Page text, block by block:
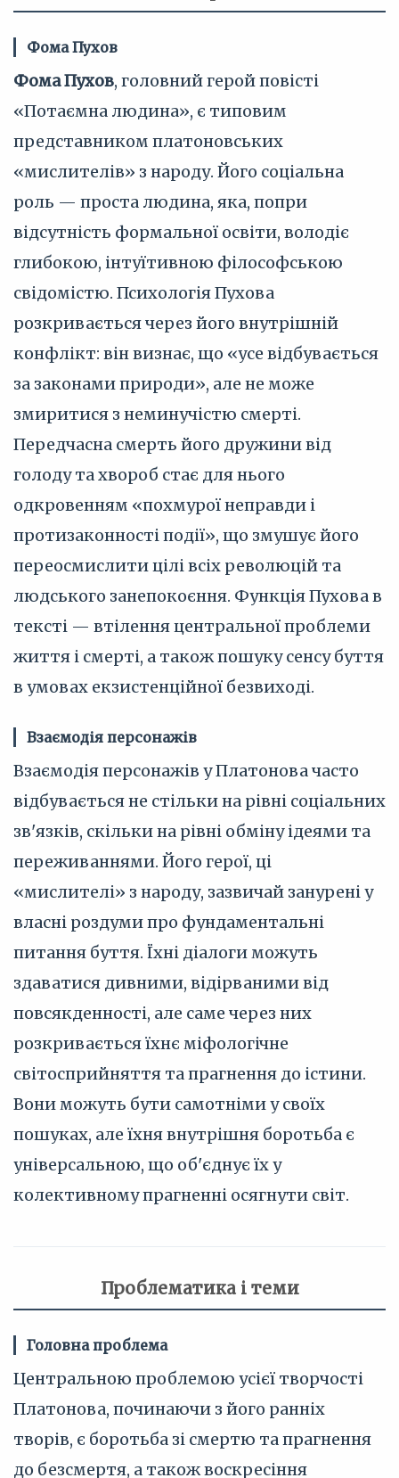
Фома Пухов
Фома Пухов, головний герой повісті
«Потаємна людина», є типовим
представником платоновських
«мислителів» з народу. Його соціальна
роль — проста людина, яка, попри
відсутність формальної освіти, володіє
глибокою, інтуїтивною філософською
свідомістю. Психологія Пухова
розкривається через його внутрішній
конфлікт: він визнає, що «усе відбувається
за законами природи», але не може
змиритися з неминучістю смерті.
Передчасна смерть його дружини від
голоду та хвороб стає для нього
одкровенням «похмурої неправди і
протизаконності події», що змушує його
переосмислити цілі всіх революцій та
людського занепокоєння. Функція Пухова в
тексті — втілення центральної проблеми
життя і смерті, а також пошуку сенсу буття
в умовах екзистенційної безвиході.
Взаємодія персонажів
Взаємодія персонажів у Платонова часто
відбувається не стільки на рівні соціальних
зв'язків, скільки на рівні обміну ідеями та
переживаннями. Його герої, ці
«мислителі» з народу, зазвичай занурені у
власні роздуми про фундаментальні
питання буття. Їхні діалоги можуть
здаватися дивними, відірваними від
повсякденності, але саме через них
розкривається їхнє міфологічне
світосприйняття та прагнення до істини.
Вони можуть бути самотніми у своїх
пошуках, але їхня внутрішня боротьба є
універсальною, що об'єднує їх у
колективному прагненні осягнути світ.
Проблематика і теми
Головна проблема
Центральною проблемою усієї творчості
Платонова, починаючи з його ранніх
творів, є боротьба зі смертю та прагнення
до безсмертя, а також воскресіння